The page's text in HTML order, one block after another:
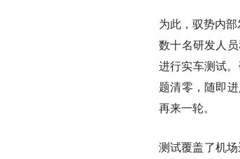
为此，驭势内
数十名研发人
进行实车测试
题清零，随即
再来一轮。
测试覆盖了机